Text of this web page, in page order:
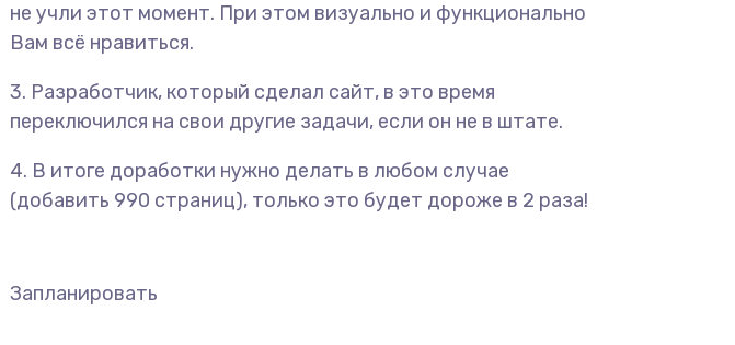
не учли этот момент. При этом визуально и функционально
Вам всё нравиться.
3. Разработчик, который сделал сайт, в это время
переключился на свои другие задачи, если он не в штате.
4. В итоге доработки нужно делать в любом случае
(добавить 990 страниц), только это будет дороже в 2 раза!
Запланировать